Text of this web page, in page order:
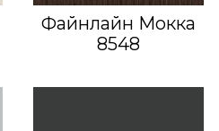
Файнлайн Мокка
8548